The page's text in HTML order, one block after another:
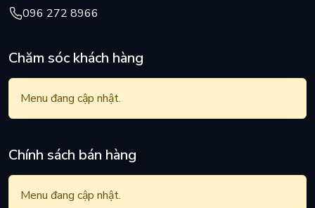
096 272 8966
Chăm sóc khách hàng
Menu đang cập nhật.
Chính sách bán hàng
Menu đang cập nhật.